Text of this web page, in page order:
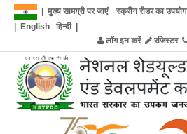
मुख्य सामग्री पर जाएं स्क्रीन रीडर का उपयोग
English हिन्दी|
लॉग इन करें
रजिस्टर